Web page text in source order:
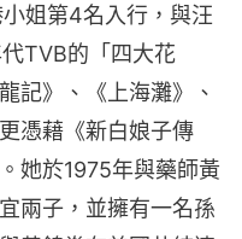
姐第4名入行，與汪
TVB的「四大花
記》、《上海灘》、
憑藉《新白娘子傳
她於1975年與藥師黃
兩子，並擁有一名孫